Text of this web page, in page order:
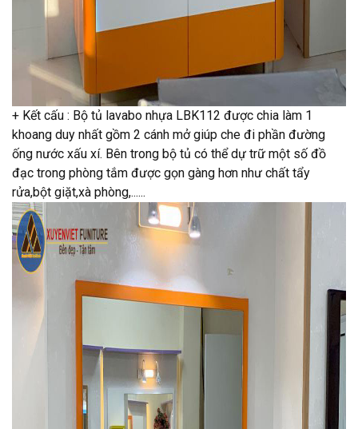
+ Kết cấu : Bộ tủ lavabo nhựa LBK112 được chia làm 1
khoang duy nhất gồm 2 cánh mở giúp che đi phần đường
ống nước xấu xí. Bên trong bộ tủ có thể dự trữ một số đồ
đạc trong phòng tắm được gọn gàng hơn như chất tẩy
rửa,bột giặt,xà phòng,......